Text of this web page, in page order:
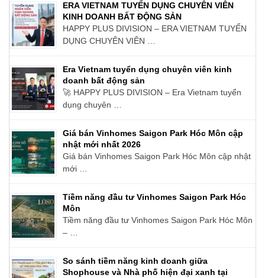
ERA VIETNAM TUYỂN DỤNG CHUYÊN VIÊN
KINH DOANH BẤT ĐỘNG SẢN
HAPPY PLUS DIVISION – ERA VIETNAM TUYỂN
DỤNG CHUYÊN VIÊN …
Era Vietnam tuyển dụng chuyên viên kinh
doanh bất động sản
🚀 HAPPY PLUS DIVISION – Era Vietnam tuyển
dụng chuyên …
Giá bán Vinhomes Saigon Park Hóc Môn cập
nhật mới nhất 2026
Giá bán Vinhomes Saigon Park Hóc Môn cập nhật
mới …
Tiềm năng đầu tư Vinhomes Saigon Park Hóc
Môn
Tiềm năng đầu tư Vinhomes Saigon Park Hóc Môn
– …
So sánh tiềm năng kinh doanh giữa
Shophouse và Nhà phố hiện đại xanh tại